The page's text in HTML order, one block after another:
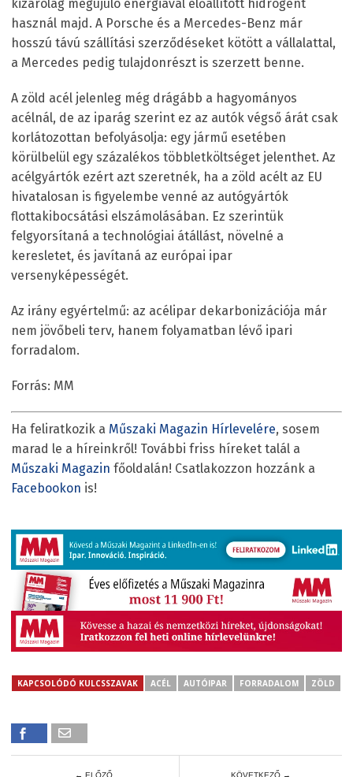
kizárólag megújuló energiával előállított hidrogént
használ majd. A Porsche és a Mercedes-Benz már
hosszú távú szállítási szerződéseket kötött a vállalattal,
a Mercedes pedig tulajdonrészt is szerzett benne.
A zöld acél jelenleg még drágább a hagyományos
acélnál, de az iparág szerint ez az autók végső árát csak
korlátozottan befolyásolja: egy jármű esetében
körülbelül egy százalékos többletköltséget jelenthet. Az
acélgyártók ezért azt szeretnék, ha a zöld acélt az EU
hivatalosan is figyelembe venné az autógyártók
flottakibocsátási elszámolásában. Ez szerintük
felgyorsítaná a technológiai átállást, növelné a
keresletet, és javítaná az európai ipar
versenyképességét.
Az irány egyértelmű: az acélipar dekarbonizációja már
nem jövőbeli terv, hanem folyamatban lévő ipari
forradalom.
Forrás: MM
Ha feliratkozik a Műszaki Magazin Hírlevelére, sosem
marad le a híreinkről! További friss híreket talál a
Műszaki Magazin főoldalán! Csatlakozzon hozzánk a
Facebookon is!
KAPCSOLÓDÓ KULCSSZAVAK ACÉL AUTÓIPAR FORRADALOM ZÖLD
← ELŐZŐ KÖVETKEZŐ →